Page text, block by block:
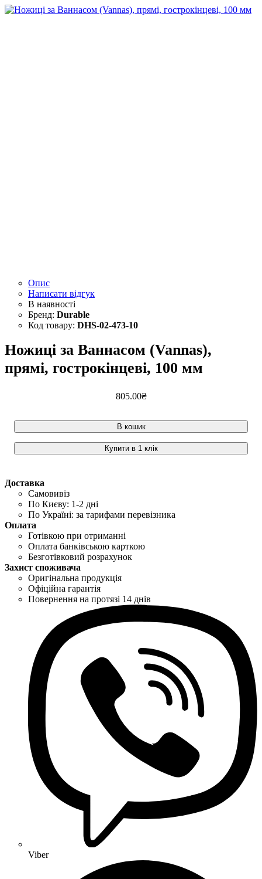
Опис
Написати відгук
Durable
DHS-02-473-10
Ножиці за Ваннасом (Vannas),
прямі, гострокінцеві, 100 мм
805.00₴
В кошик
Купити в 1 клік
Доставка
Самовивіз
По Києву: 1-2 дні
По Україні: за тарифами перевізника
Оплата
Готівкою при отриманні
Оплата банківською карткою
Безготівковий розрахунок
Захист споживача
Оригінальна продукція
Офіційна гарантія
Повернення на протязі 14 днів
Viber